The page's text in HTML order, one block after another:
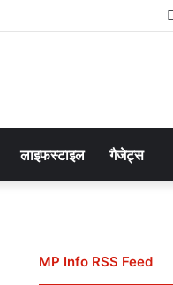
लाइफस्टाइल गैजेट्स
MP Info RSS Feed